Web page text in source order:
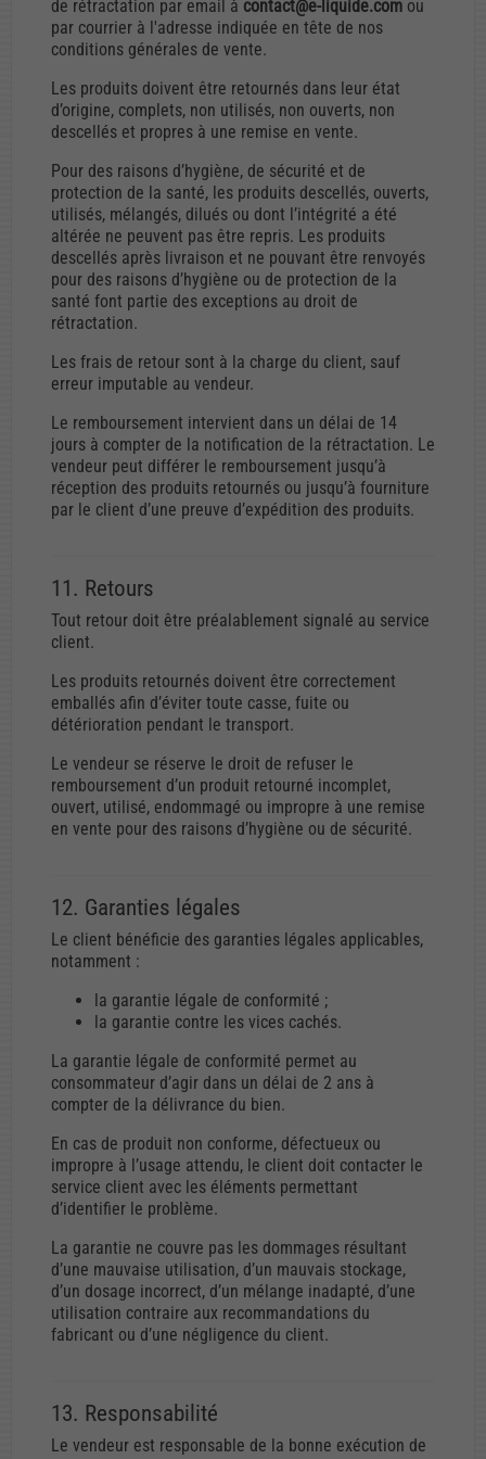
de rétractation par email à contact@e-liquide.com ou
par courrier à l'adresse indiquée en tête de nos
conditions générales de vente.
Les produits doivent être retournés dans leur état
d’origine, complets, non utilisés, non ouverts, non
descellés et propres à une remise en vente.
Pour des raisons d’hygiène, de sécurité et de
protection de la santé, les produits descellés, ouverts,
utilisés, mélangés, dilués ou dont l’intégrité a été
altérée ne peuvent pas être repris. Les produits
descellés après livraison et ne pouvant être renvoyés
pour des raisons d’hygiène ou de protection de la
santé font partie des exceptions au droit de
rétractation.
Les frais de retour sont à la charge du client, sauf
erreur imputable au vendeur.
Le remboursement intervient dans un délai de 14
jours à compter de la notification de la rétractation. Le
vendeur peut différer le remboursement jusqu’à
réception des produits retournés ou jusqu’à fourniture
par le client d’une preuve d’expédition des produits.
11. Retours
Tout retour doit être préalablement signalé au service
client.
Les produits retournés doivent être correctement
emballés afin d’éviter toute casse, fuite ou
détérioration pendant le transport.
Le vendeur se réserve le droit de refuser le
remboursement d’un produit retourné incomplet,
ouvert, utilisé, endommagé ou impropre à une remise
en vente pour des raisons d’hygiène ou de sécurité.
12. Garanties légales
Le client bénéficie des garanties légales applicables,
notamment :
la garantie légale de conformité ;
la garantie contre les vices cachés.
La garantie légale de conformité permet au
consommateur d’agir dans un délai de 2 ans à
compter de la délivrance du bien.
En cas de produit non conforme, défectueux ou
impropre à l’usage attendu, le client doit contacter le
service client avec les éléments permettant
d’identifier le problème.
La garantie ne couvre pas les dommages résultant
d’une mauvaise utilisation, d’un mauvais stockage,
d’un dosage incorrect, d’un mélange inadapté, d’une
utilisation contraire aux recommandations du
fabricant ou d’une négligence du client.
13. Responsabilité
Le vendeur est responsable de la bonne exécution de